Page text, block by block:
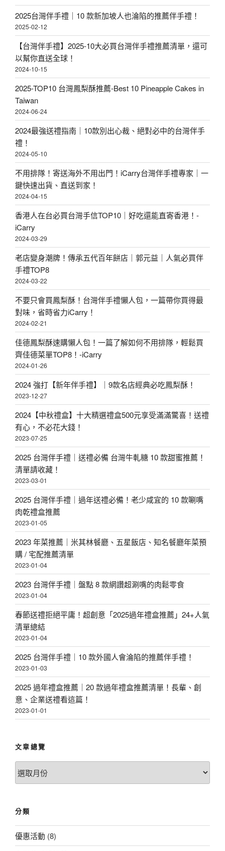
2025台灣伴手禮｜10 款新加坡人也淪陷的推薦伴手禮！
2025-02-12
【台灣伴手禮】2025-10大必買台灣伴手禮推薦清單，還可
以幫你直送全球！
2024-10-15
2025-TOP10 台灣鳳梨酥推薦-Best 10 Pineapple Cakes in
Taiwan
2024-06-24
2024最強送禮指南｜10款別出心裁、絕對必中的台灣伴手
禮！
2024-05-10
不用排隊！寄送海外不用出門！iCarry台灣伴手禮專家｜一
鍵快速出貨、直送到家！
2024-04-15
香港人在台必買台灣手信TOP10｜好吃還能直寄香港！-
iCarry
2024-03-29
老店變身潮牌！傳承五代百年餅店｜郭元益｜人氣必買伴
手禮TOP8
2024-03-22
不要只會買鳳梨酥！台灣伴手禮懶人包，一篇帶你買得最
對味，省時省力iCarry！
2024-02-21
佳德鳳梨酥速購懶人包！一篇了解如何不用排隊，輕鬆買
齊佳德菜單TOP8！-iCarry
2024-01-26
2024 強打【新年伴手禮】｜9款名店經典必吃鳳梨酥！
2023-12-27
2024【中秋禮盒】十大精選禮盒500元享受滿滿驚喜！送禮
有心，不必花大錢！
2023-07-25
2025 台灣伴手禮｜送禮必備 台灣牛軋糖 10 款甜蜜推薦！
清單請收藏！
2023-03-01
2025 台灣伴手禮｜過年送禮必備！老少咸宜的 10 款唰嘴
肉乾禮盒推薦
2023-01-05
2023 年菜推薦｜米其林餐廳、五星飯店、知名餐廳年菜預
購 / 宅配推薦清單
2023-01-04
2023 台灣伴手禮｜盤點 8 款網讚超涮嘴的肉鬆零食
2023-01-04
春節送禮拒絕平庸！超創意「2025過年禮盒推薦」24+人氣
清單總結
2023-01-04
2025 台灣伴手禮｜10 款外國人會淪陷的推薦伴手禮！
2023-01-03
2025 過年禮盒推薦｜20 款過年禮盒推薦清單！長輩、創
意、企業送禮看這篇！
2023-01-01
文章總覽
文
章
分類
優惠活動 (8)